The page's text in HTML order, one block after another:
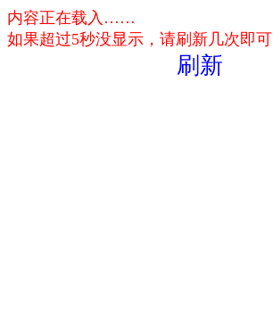
内容正在载入……
如果超过5秒没显示，请刷新几次即可
刷新